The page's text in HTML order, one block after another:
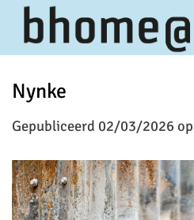
inhoud
Nynke
Gepubliceerd 02/03/2026 op